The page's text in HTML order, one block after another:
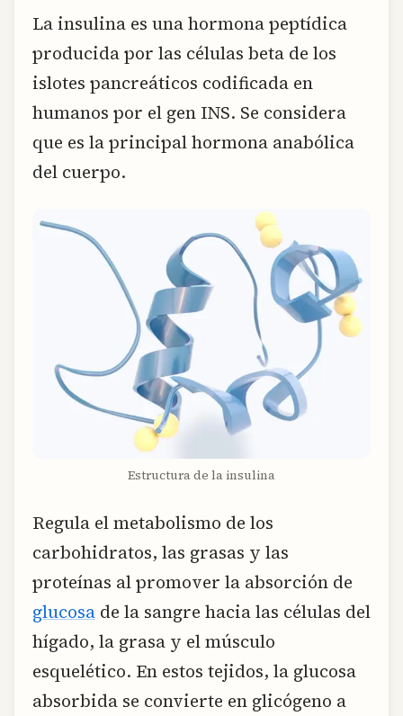
La insulina es una hormona peptídica
producida por las células beta de los
islotes pancreáticos codificada en
humanos por el gen INS. Se considera
que es la principal hormona anabólica
del cuerpo.
Estructura de la insulina
Regula el metabolismo de los
carbohidratos, las grasas y las
proteínas al promover la absorción de
glucosa de la sangre hacia las células del
hígado, la grasa y el músculo
esquelético. En estos tejidos, la glucosa
absorbida se convierte en glicógeno a